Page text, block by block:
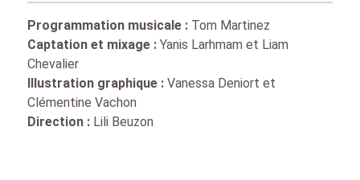
Programmation musicale : Tom Martinez
Captation et mixage : Yanis Larhmam et Liam
Chevalier
Illustration graphique : Vanessa Deniort et
Clémentine Vachon
Direction : Lili Beuzon